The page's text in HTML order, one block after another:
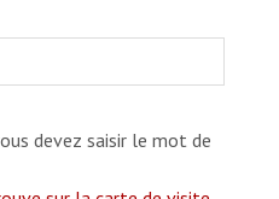
devez saisir le mot de